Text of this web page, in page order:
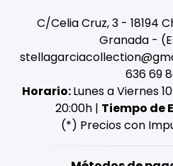
C/Celia Cruz, 3 - 18194
Granada -
636 69
Horario:Lunes a Viernes
20:00h | Tiempo de
(*) Precios con